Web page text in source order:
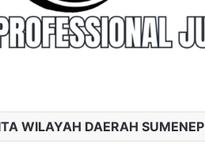
WILAYAH DAERAH SUMENEP